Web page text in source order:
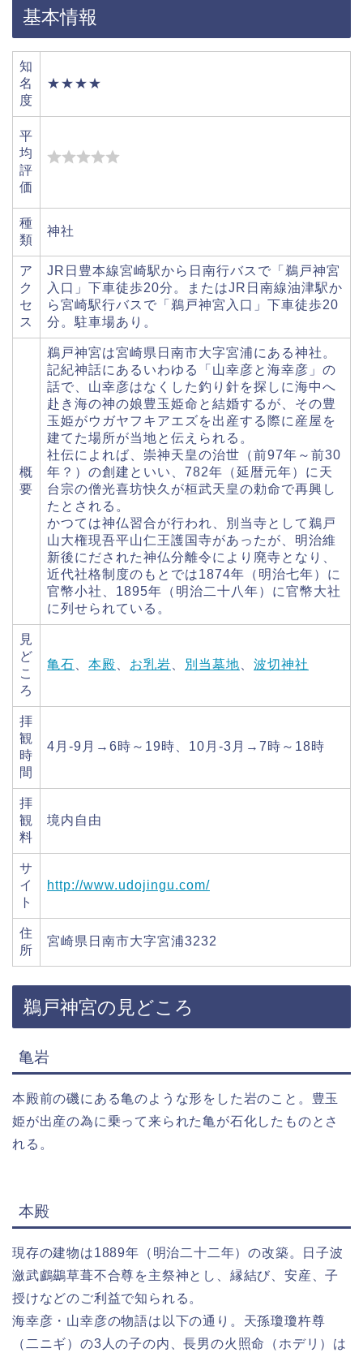
基本情報
知
名
度
★★★★
平
均
評
価
種
類
神社
ア
ク
セ
ス
JR日豊本線宮崎駅から日南行バスで「鵜戸神宮
入口」下車徒歩20分。またはJR日南線油津駅か
ら宮崎駅行バスで「鵜戸神宮入口」下車徒歩20
分。駐車場あり。
概
要
鵜戸神宮は宮崎県日南市大字宮浦にある神社。
記紀神話にあるいわゆる「山幸彦と海幸彦」の
話で、山幸彦はなくした釣り針を探しに海中へ
赴き海の神の娘豊玉姫命と結婚するが、その豊
玉姫がウガヤフキアエズを出産する際に産屋を
建てた場所が当地と伝えられる。
社伝によれば、崇神天皇の治世（前97年～前30
年？）の創建といい、782年（延暦元年）に天
台宗の僧光喜坊快久が桓武天皇の勅命で再興し
たとされる。
かつては神仏習合が行われ、別当寺として鵜戸
山大権現吾平山仁王護国寺があったが、明治維
新後にだされた神仏分離令により廃寺となり、
近代社格制度のもとでは1874年（明治七年）に
官幣小社、1895年（明治二十八年）に官幣大社
に列せられている。
見
ど
こ
ろ
亀石 本殿 お乳岩 別当墓地 波切神社
拝
観
時
間
4月-9月→6時～19時、10月-3月→7時～18時
拝
観
料
境内自由
サ
イ
ト
http://www.udojingu.com/
住
所
宮崎県日南市大字宮浦3232
鵜戸神宮の見どころ
亀岩
本殿前の磯にある亀のような形をした岩のこと。豊玉
姫が出産の為に乗って来られた亀が石化したものとさ
れる。
本殿
現存の建物は1889年（明治二十二年）の改築。日子波
瀲武鸕鷀草葺不合尊を主祭神とし、縁結び、安産、子
授けなどのご利益で知られる。
海幸彦・山幸彦の物語は以下の通り。天孫瓊瓊杵尊
（二ニギ）の3人の子の内、長男の火照命（ホデリ）は